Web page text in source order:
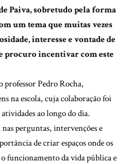
Paiva, sobretudo pela forma
um tema que muitas vezes
interesse e vontade de
procuro incentivar com este
professor Pedro Rocha,
na escola, cuja colaboração foi
ao longo do dia.
perguntas, intervenções e
de criar espaços onde os
funcionamento da vida pública e